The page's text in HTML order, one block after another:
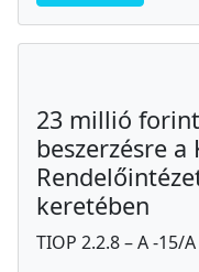
23 millió
beszerzésre a
keretében
TIOP 2.2.8 – A -15/A